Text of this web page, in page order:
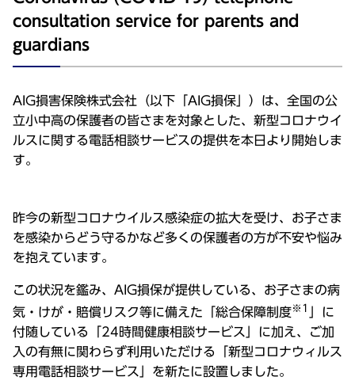
consultation service for parents and
guardians
AIG損害保険株式会社（以下「AIG損保」）は、全国の公
立小中高の保護者の皆さまを対象とした、新型コロナウイ
ルスに関する電話相談サービスの提供を本日より開始しま
す。
昨今の新型コロナウイルス感染症の拡大を受け、お子さま
を感染からどう守るかなど多くの保護者の方が不安や悩み
を抱えています。
この状況を鑑み、AIG損保が提供している、お子さまの病
気・けが・賠償リスク等に備えた「総合保障制度※1
」に
付随している「24時間健康相談サービス」に加え、ご加
入の有無に関わらず利用いただける「新型コロナウィルス
専用電話相談サービス」を新たに設置しました。